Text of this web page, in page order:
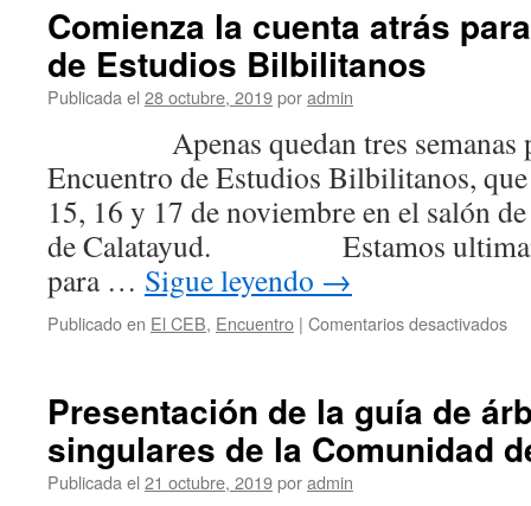
Comienza la cuenta atrás
de Estudios Bilbilitanos
Publicada el 28 octubre, 2019poradmin
Apenas quedan tres semanas
Encuentro de Estudios Bilbilitanos,
15, 16 y 17 de noviembre en el salón
de Calatayud. Estamos
para … Sigue leyendo →
Publicado en El CEB, Encuentro | Comentarios desactivadosen
el
Presentación de la guía de
singulares de la Comunidad
Publicada el 21 octubre, 2019poradmin